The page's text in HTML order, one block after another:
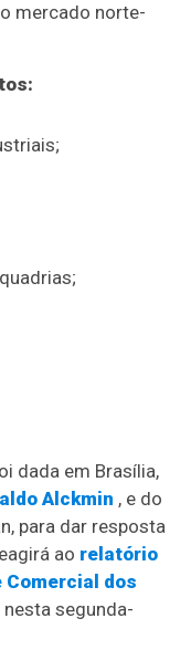
mercado norte-
dada em Brasília,
Alckmin , e do
para dar resposta
ao relatório
dos
segunda-